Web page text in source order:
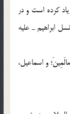
كرده است و در
ابراهيم ـ عليه
و اسماعيل،